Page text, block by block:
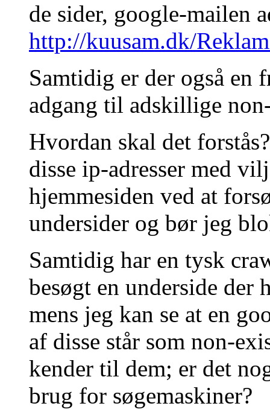
de sider, google-mailen
http://kuusam.dk/
Samtidig er der også en
adgang til adskillige
Hvordan skal det
disse ip-adresser med
hjemmesiden ved at
undersider og bør jeg
Samtidig har en tysk
besøgt en underside der
mens jeg kan se at en
af disse står som non-
kender til dem; er det
brug for søgemaskiner?